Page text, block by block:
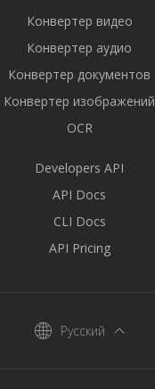
Конвертер видео
Конвертер аудио
Конвертер документов
Конвертер изображений
OCR
Developers API
API Docs
CLI Docs
API Pricing
Русский